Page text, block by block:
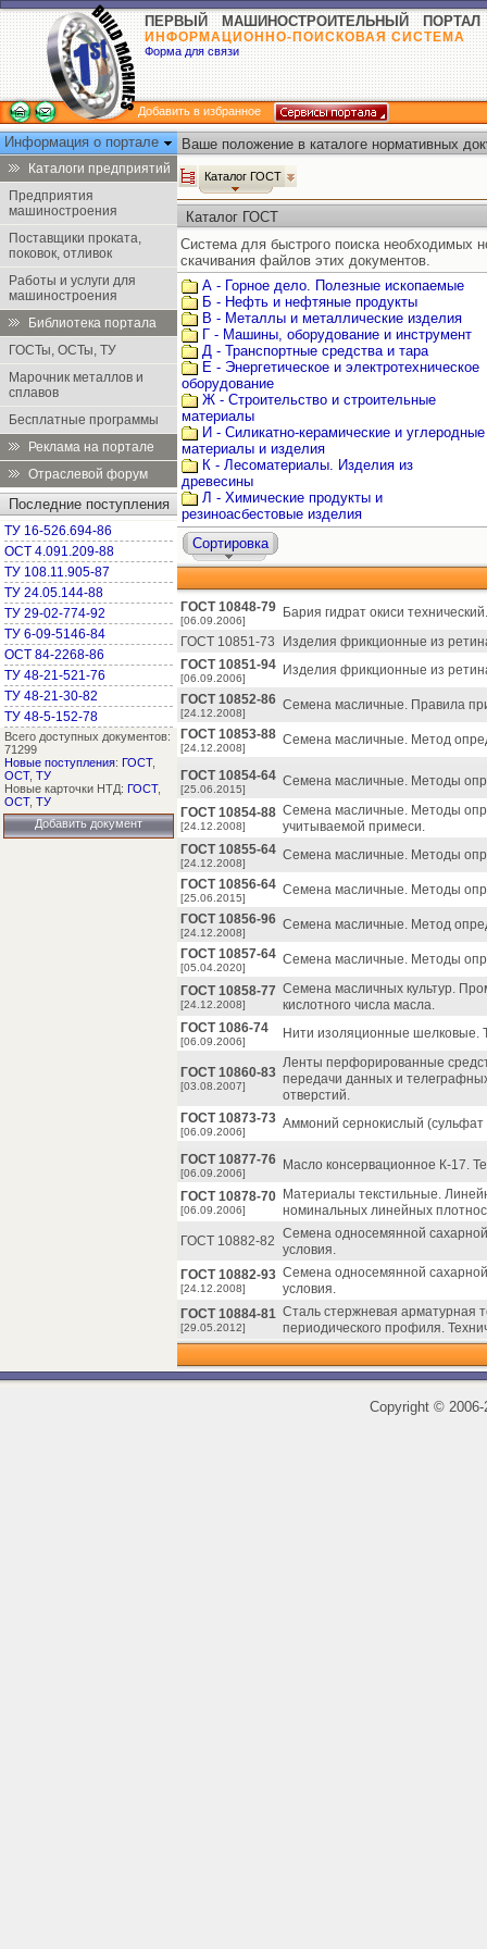
ПЕРВЫЙ МАШИНОСТРОИТЕЛЬНЫЙ ПОРТАЛ
ИНФОРМАЦИОННО-ПОИСКОВАЯ СИСТЕМА
Форма для связи
Добавить в избранное
Информация о портале
Каталоги предприятий
Предприятия
машиностроения
Поставщики проката,
поковок, отливок
Работы и услуги для
машиностроения
Библиотека портала
ГОСТы, ОСТы, ТУ
Марочник металлов и
сплавов
Бесплатные программы
Реклама на портале
Отраслевой форум
Последние поступления
ТУ 16-526.694-86
ОСТ 4.091.209-88
ТУ 108.11.905-87
ТУ 24.05.144-88
ТУ 29-02-774-92
ТУ 6-09-5146-84
ОСТ 84-2268-86
ТУ 48-21-521-76
ТУ 48-21-30-82
ТУ 48-5-152-78
Всего доступных документов:
71299
Новые поступления: ГОСТ,
ОСТ, ТУ
Новые карточки НТД: ГОСТ,
ОСТ, ТУ
Добавить документ
Ваше положение в каталоге нормативных
Каталог ГОСТ
Каталог ГОСТ
Система для быстрого поиска необходимых
скачивания файлов этих документов.
А - Горное дело. Полезные ископаемые
Б - Нефть и нефтяные продукты
В - Металлы и металлические изделия
Г - Машины, оборудование и инструмент
Д - Транспортные средства и тара
Е - Энергетическое и электротехническое
оборудование
Ж - Строительство и строительные
материалы
И - Силикатно-керамические и углеродные
материалы и изделия
К - Лесоматериалы. Изделия из
древесины
Л - Химические продукты и
резиноасбестовые изделия
Сортировка
ГОСТ 10848-79
[06.09.2006]
Бария гидрат окиси
ГОСТ 10851-73
Изделия фрикционные из
ГОСТ 10851-94
[06.09.2006]
Изделия фрикционные из
ГОСТ 10852-86
[24.12.2008]
Семена масличные. Правила
ГОСТ 10853-88
[24.12.2008]
Семена масличные. Метод
ГОСТ 10854-64
[25.06.2015]
Семена масличные. Методы
ГОСТ 10854-88
[24.12.2008]
Семена масличные. Методы
учитываемой примеси.
ГОСТ 10855-64
[24.12.2008]
Семена масличные. Методы
ГОСТ 10856-64
[25.06.2015]
Семена масличные. Методы
ГОСТ 10856-96
[24.12.2008]
Семена масличные. Метод
ГОСТ 10857-64
[05.04.2020]
Семена масличные. Методы
ГОСТ 10858-77
[24.12.2008]
Семена масличных культур.
кислотного числа масла.
ГОСТ 1086-74
[06.09.2006]
Нити изоляционные шелковые.
ГОСТ 10860-83
[03.08.2007]
Ленты перфорированные
передачи данных и
отверстий.
ГОСТ 10873-73
[06.09.2006]
Аммоний сернокислый
ГОСТ 10877-76
[06.09.2006]
Масло консервационное К-17.
ГОСТ 10878-70
[06.09.2006]
Материалы текстильные.
номинальных линейных
ГОСТ 10882-82 Семена односемянной
условия.
ГОСТ 10882-93
[24.12.2008]
Семена односемянной
условия.
ГОСТ 10884-81
[29.05.2012]
Сталь стержневая арматурная
периодического профиля.
Copyright ©